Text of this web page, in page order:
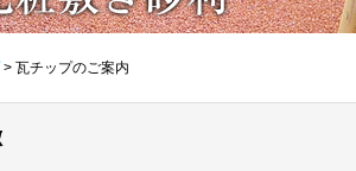
> 瓦チップのご案内